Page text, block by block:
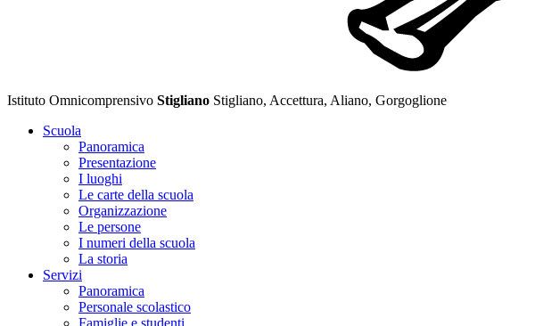
Istituto Omnicomprensivo Stigliano Stigliano, Accettura, Aliano, Gorgoglione
Scuola
Panoramica
Presentazione
I luoghi
Le carte della scuola
Organizzazione
Le persone
I numeri della scuola
La storia
Servizi
Panoramica
Personale scolastico
Famiglie e studenti